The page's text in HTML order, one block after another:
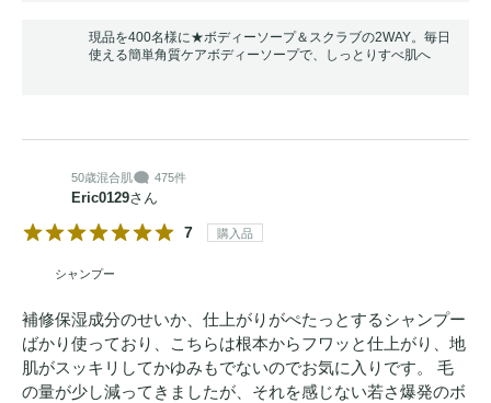
現品を400名様に★ボディーソープ＆スクラブの2WAY。毎日
使える簡単角質ケアボディーソープで、しっとりすべ肌へ
50歳混合肌 475件
Eric0129さん
7 購入品
シャンプー
補修保湿成分のせいか、仕上がりがぺたっとするシャンプー
ばかり使っており、こちらは根本からフワッと仕上がり、地
肌がスッキリしてかゆみもでないのでお気に入りです。 毛
の量が少し減ってきましたが、それを感じない若さ爆発のボ